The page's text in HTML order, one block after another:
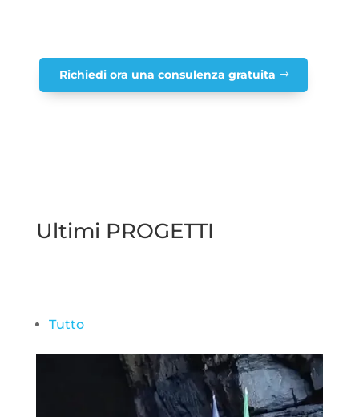
Richiedi ora una consulenza gratuita
Ultimi PROGETTI
Tutto